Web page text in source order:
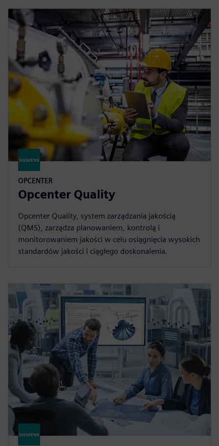
OPCENTER
Opcenter Quality
Opcenter Quality, system zarządzania jakością
(QMS), zarządza planowaniem, kontrolą i
monitorowaniem jakości w celu osiągnięcia wysokich
standardów jakości i ciągłego doskonalenia.